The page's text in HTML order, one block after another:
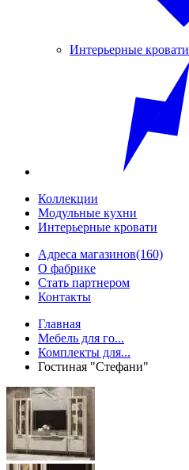
Интерьерные кровати
Коллекции
Модульные кухни
Интерьерные кровати
Адреса магазинов(160)
О фабрике
Стать партнером
Контакты
Главная
Мебель для го...
Комплекты для...
Гостиная "Стефани"